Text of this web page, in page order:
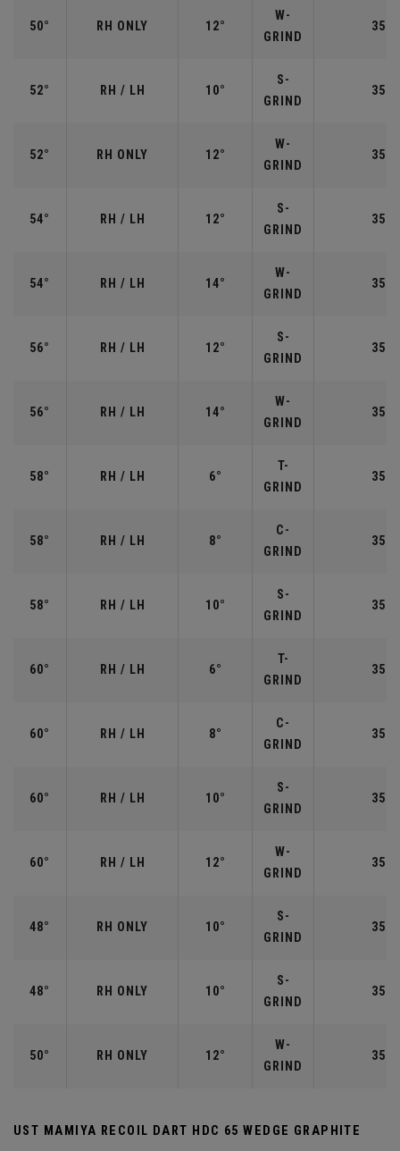
50° RH ONLY 12°
W-
GRIND
52° RH / LH 10°
S-
GRIND
52° RH ONLY 12°
W-
GRIND
54° RH / LH 12°
S-
GRIND
54° RH / LH 14°
W-
GRIND
56° RH / LH 12°
S-
GRIND
56° RH / LH 14°
W-
GRIND
58° RH / LH 6°
T-
GRIND
58° RH / LH 8°
C-
GRIND
58° RH / LH 10°
S-
GRIND
60° RH / LH 6°
T-
GRIND
60° RH / LH 8°
C-
GRIND
60° RH / LH 10°
S-
GRIND
60° RH / LH 12°
W-
GRIND
48° RH ONLY 10°
S-
GRIND
48° RH ONLY 10°
S-
GRIND
50° RH ONLY 12°
W-
GRIND
UST MAMIYA RECOIL DART HDC 65 WEDGE GRAPHITE